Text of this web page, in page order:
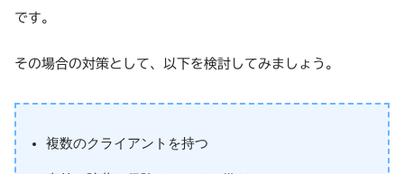
です。
その場合の対策として、以下を検討してみましょう。
複数のクライアントを持つ